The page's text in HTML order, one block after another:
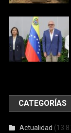
CATEGORÍAS
Actualidad